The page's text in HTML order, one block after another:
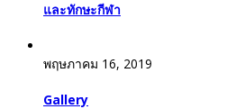
และทักษะกีฬา
พฤษภาคม 16, 2019
Gallery